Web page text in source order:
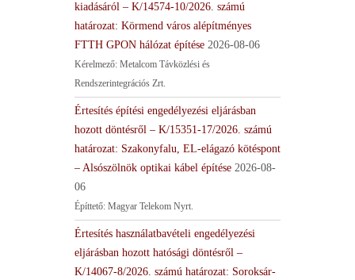
kiadásáról – K/14574-10/2026. számú
határozat: Körmend város alépítményes
FTTH GPON hálózat építése 2026-08-06
Kérelmező: Metalcom Távközlési és
Rendszerintegrációs Zrt.
Értesítés építési engedélyezési eljárásban
hozott döntésről – K/15351-17/2026. számú
határozat: Szakonyfalu, EL-elágazó kötéspont
– Alsószölnök optikai kábel építése 2026-08-
06
Építtető: Magyar Telekom Nyrt.
Értesítés használatbavételi engedélyezési
eljárásban hozott hatósági döntésről –
K/14067-8/2026. számú határozat: Soroksár-